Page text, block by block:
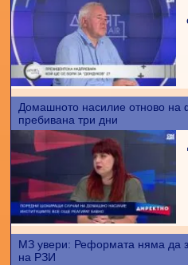
Домашното насилие отново на
пребивана три дни
МЗ увери: Реформата няма да
на РЗИ